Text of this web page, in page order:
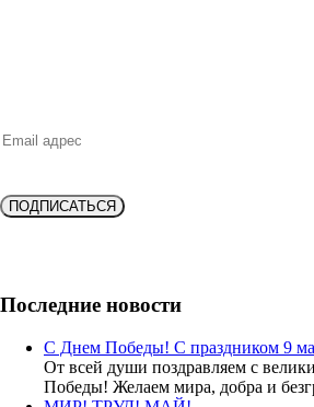
ПОДПИСАТЬСЯ
Последние новости
С Днем Победы! С праздником 9
От всей души поздравляем с
Победы! Желаем мира, добра и